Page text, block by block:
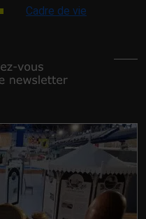
Cadre de vie